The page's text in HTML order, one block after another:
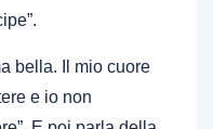
bella. Il mio cuore
e io non